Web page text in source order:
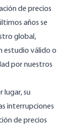
de precios
años se
global,
estudio válido o
por nuestros
lugar, su
interrupciones
de precios